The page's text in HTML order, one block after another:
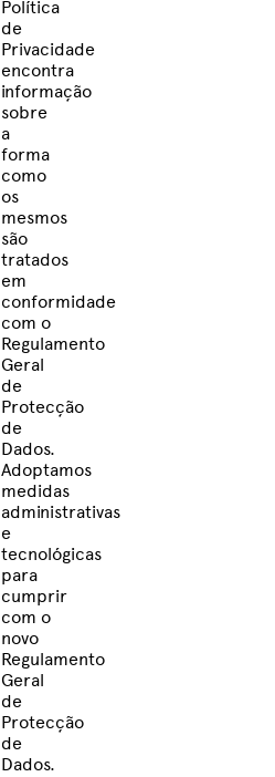
Política
de
Privacidade
encontra
informação
sobre
a
forma
como
os
mesmos
são
tratados
em
conformidade
com o
Regulamento
Geral
de
Protecção
de
Dados.
Adoptamos
medidas
administrativas
e
tecnológicas
para
cumprir
com o
novo
Regulamento
Geral
de
Protecção
de
Dados.